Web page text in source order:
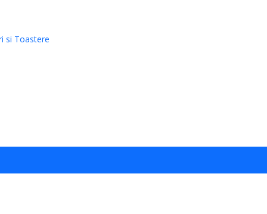
si Toastere